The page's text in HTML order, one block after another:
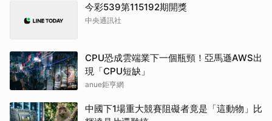
今彩539第115192期開獎
中央通訊社
CPU恐成雲端業下一個瓶頸！亞馬遜AWS出
現「CPU短缺」
anue鉅亨網
中國下1場重大競賽阻礙者竟是「這動物」比